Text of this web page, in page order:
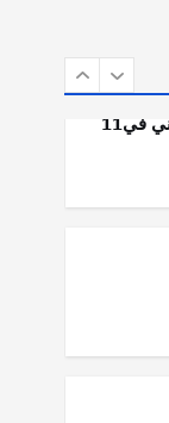
مكتب الإحصاءات الأسترالي (ABS)
يجري عملية التعداد السكاني في11